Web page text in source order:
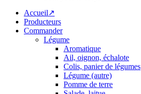
Accueil↗
Producteurs
Commander
Légume
Aromatique
Ail, oignon, échalote
Colis, panier de légumes
Légume (autre)
Pomme de terre